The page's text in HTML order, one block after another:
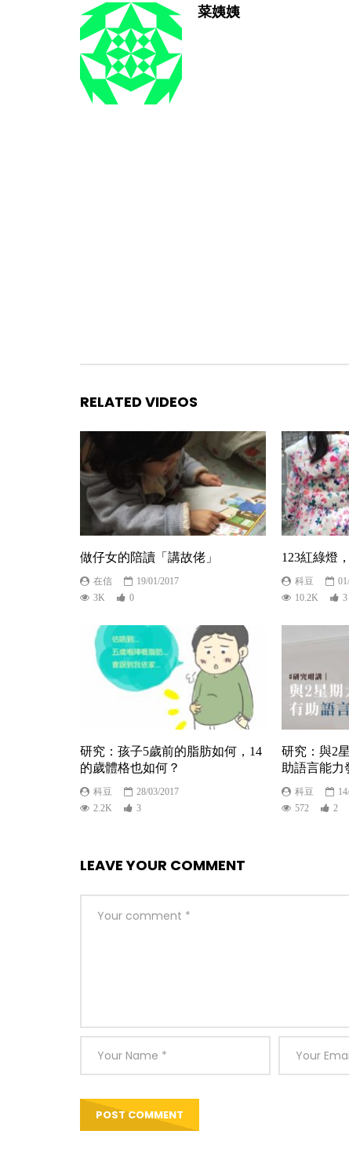
菜姨姨
RELATED VIDEOS
做仔女的陪讀「講故佬」
在信
19/01/2017
3K
0
123紅綠燈
科豆
10.2K
3
研究：孩子5歲前的脂肪如何，14
的歲體格也如何？
科豆
28/03/2017
2.2K
3
研究：與2
助語言能力
科豆
572
2
LEAVE YOUR COMMENT